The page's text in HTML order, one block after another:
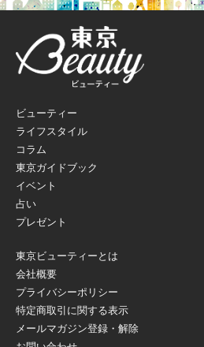
ビューティー
ライフスタイル
コラム
東京ガイドブック
イベント
占い
プレゼント
東京ビューティーとは
会社概要
プライバシーポリシー
特定商取引に関する表示
メールマガジン登録・解除